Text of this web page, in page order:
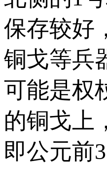
保存较好
铜戈等兵
可能是权
的铜戈上
即公元前